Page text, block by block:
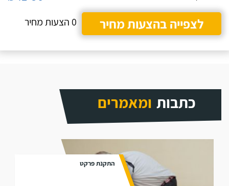
לצפייה בהצעות מחיר
0 הצעות מחיר
כתבות ומאמרים
התקנת פרקט